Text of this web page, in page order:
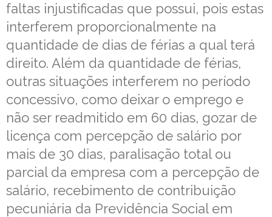
faltas injustificadas que possui, pois estas
interferem proporcionalmente na
quantidade de dias de férias a qual terá
direito. Além da quantidade de férias,
outras situações interferem no período
concessivo, como deixar o emprego e
não ser readmitido em 60 dias, gozar de
licença com percepção de salário por
mais de 30 dias, paralisação total ou
parcial da empresa com a percepção de
salário, recebimento de contribuição
pecuniária da Previdência Social em